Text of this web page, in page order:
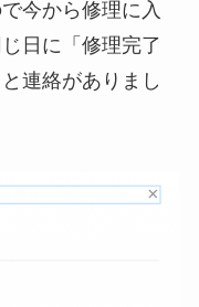
今から修理に入
日に「修理完了
連絡がありまし